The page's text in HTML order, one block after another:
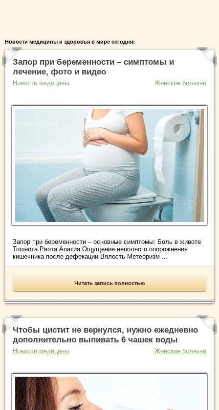
Новости медицины и здоровья в мире сегодня:
Запор при беременности – симптомы и
лечение, фото и видео
Новости медицины Женские болезни
Запор при беременности – основные симптомы: Боль в животе
Тошнота Рвота Апатия Ощущение неполного опорожнения
кишечника после дефекации Вялость Метеоризм ...
Читать запись полностью
Чтобы цистит не вернулся, нужно ежедневно
дополнительно выпивать 6 чашек воды
Новости медицины Женские болезни